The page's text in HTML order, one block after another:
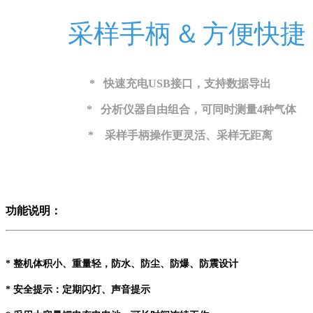
采样手柄 ＆ 方便快捷
*快速充电USB接口，支持数据导出
* 分析仪器自由组合，可同时测量4种气体
* 采样手柄操作更灵活、采样无距离
功能说明：
* 整机体积小、重量轻，防水、防尘、防爆、防震设计
* 安全提示：定期闪灯、声音提示